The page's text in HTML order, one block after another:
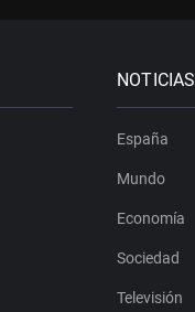
NOTICIAS
España
Mundo
Economía
Sociedad
Televisión